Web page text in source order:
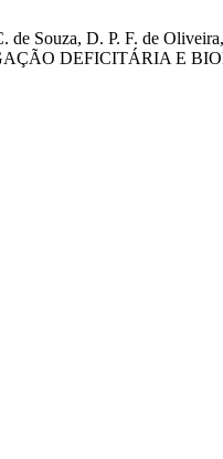
de Souza, D. P. F. de
DEFICITÁRIA E